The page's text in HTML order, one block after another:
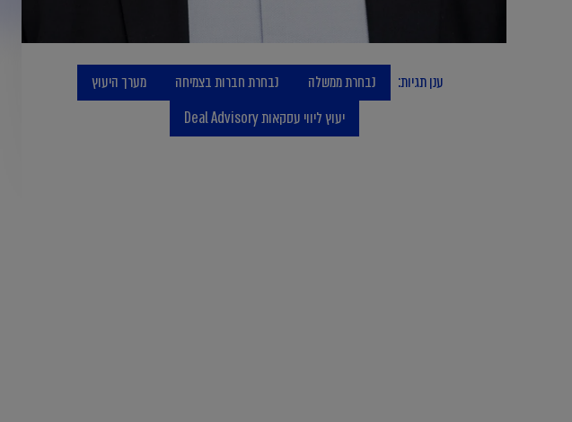
ענן תגיות: נבחרת ממשלה נבחרת חברות בצמיחה
מערך היעוץ
יעוץ ליווי עסקאות Deal Advisory